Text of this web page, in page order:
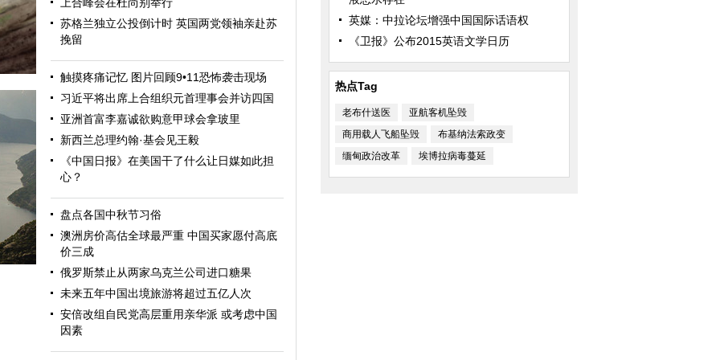
苏格兰独立公投倒计时 英国两党领袖亲赴苏
挽留
触摸疼痛记忆 图片回顾9•11恐怖袭击现场
习近平将出席上合组织元首理事会并访四国
亚洲首富李嘉诚欲购意甲球会拿玻里
新西兰总理约翰·基会见王毅
《中国日报》在美国干了什么让日媒如此担
心？
盘点各国中秋节习俗
澳洲房价高估全球最严重 中国买家愿付高底
价三成
俄罗斯禁止从两家乌克兰公司进口糖果
未来五年中国出境旅游将超过五亿人次
安倍改组自民党高层重用亲华派 或考虑中国
因素
英媒：中拉论坛增强中国国际话语权
《卫报》公布2015英语文学日历
热点Tag
老布什送医
亚航客机坠毁
商用载人飞船坠毁
布基纳法索政变
缅甸政治改革
埃博拉病毒蔓延